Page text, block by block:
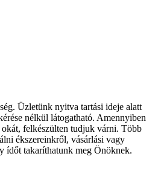
Üzletünk nyitva tartási ideje alatt
nélkül látogatható. Amennyiben
okát, felkészülten tudjuk várni. Több
ékszereinkről, vásárlási vagy
ídőt takaríthatunk meg Önöknek.